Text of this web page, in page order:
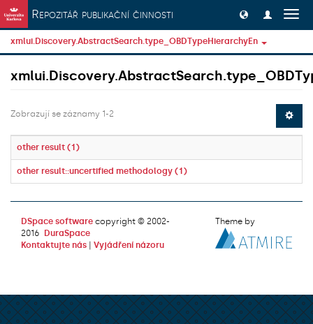
Přeskočit na obsah
Repozitář publikační činnosti
xmlui.Discovery.AbstractSearch.type_OBDTypeHierarchyEn
Zobrazují se záznamy 1-2
other result (1)
other result::uncertified methodology (1)
DSpace software copyright © 2002-
2016
DuraSpace
Kontaktujte nás
Vyjádření názoru
Theme by